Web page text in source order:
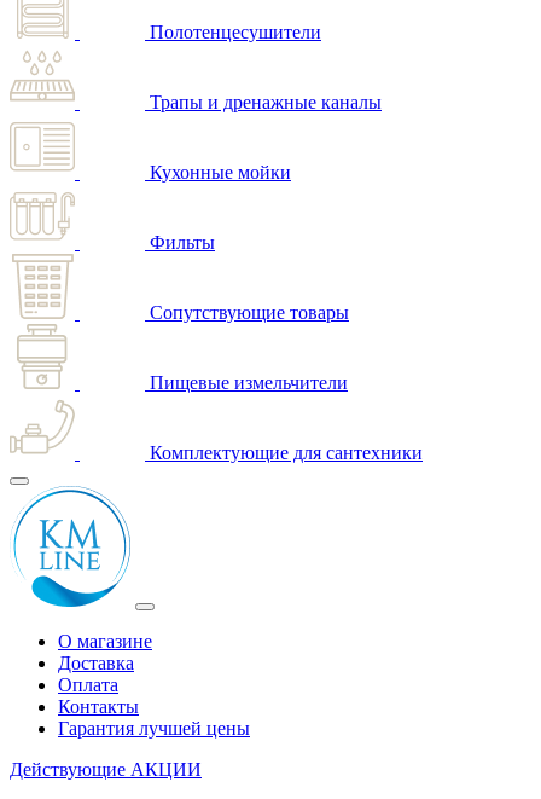
Полотенцесушители
Трапы и дренажные каналы
Кухонные мойки
Фильты
Сопутствующие товары
Пищевые измельчители
Комплектующие для сантехники
О магазине
Доставка
Оплата
Контакты
Гарантия лучшей цены
Действующие АКЦИИ